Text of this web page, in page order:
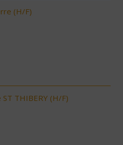
(H/F)
THIBERY (H/F)